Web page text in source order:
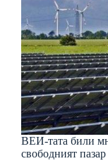
ВЕИ-тата били
свободният